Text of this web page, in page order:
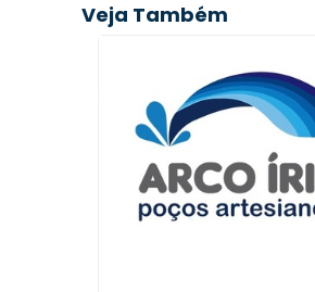
Veja Também